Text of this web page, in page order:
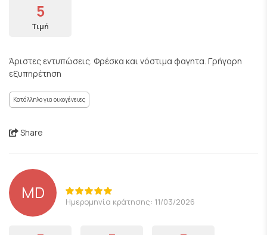
5
Τιμή
Άριστες εντυπώσεις. Φρέσκα και νόστιμα φαγητα. Γρήγορη
εξυπηρέτηση
Κατάλληλο για οικογένειες
Share
MD Ημερομηνία κράτησης: 11/03/2026